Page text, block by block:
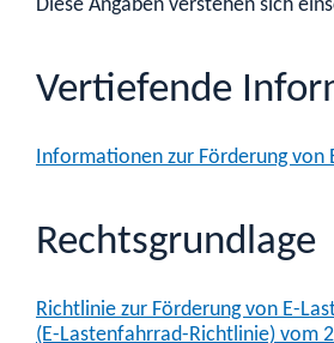
Diese Angaben verstehen sich
Vertiefende
Informationen zur Förderung
Rechtsgrundlage
Richtlinie zur Förderung von E-
(E-Lastenfahrrad-Richtlinie) vom